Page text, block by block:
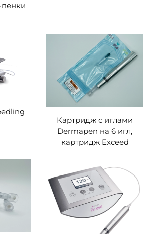
Картридж с иглами
Dermapen на 6 игл,
картридж Exceed